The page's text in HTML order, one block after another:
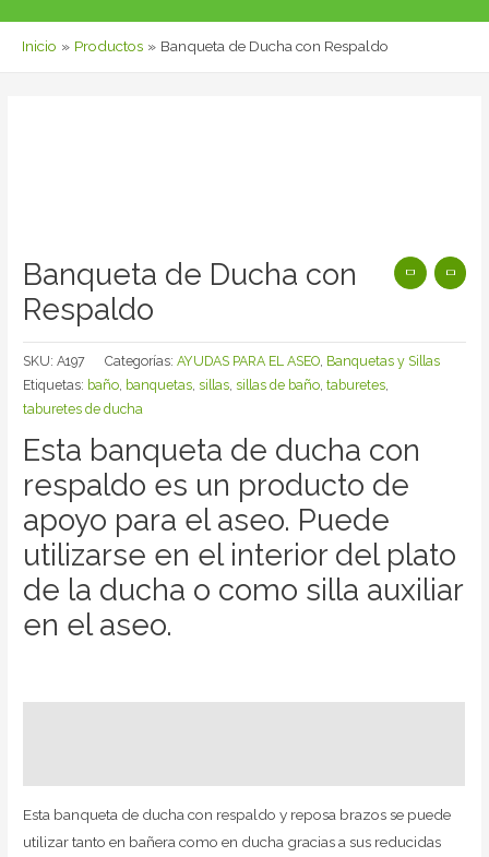
Inicio Productos Banqueta de Ducha con Respaldo
Banqueta de Ducha con
Respaldo
SKU:A197 Categorías:AYUDAS PARA EL ASEO, Banquetas y Sillas
Etiquetas: baño, banquetas,sillas,sillas de baño,taburetes,
taburetes de ducha
Esta banqueta de ducha con
respaldo es un producto de
apoyo para el aseo. Puede
utilizarse en el interior del plato
de la ducha o como silla auxiliar
en el aseo.
Esta banqueta de ducha con respaldo y reposa brazos se puede
utilizar tanto en bañera como en ducha gracias a sus reducidas